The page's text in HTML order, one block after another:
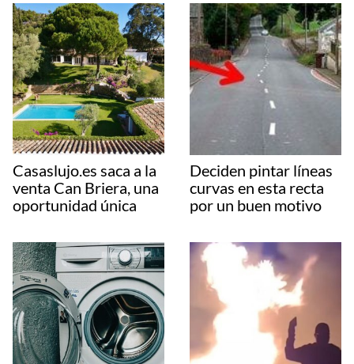
Casaslujo.es saca a la
venta Can Briera, una
oportunidad única
Deciden pintar líneas
curvas en esta recta
por un buen motivo